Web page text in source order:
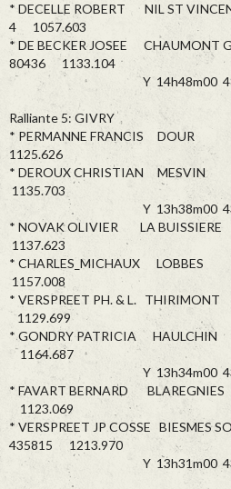
* DECELLE ROBERT NIL ST
4 1057.603
* DE BECKER JOSEE
80436 1133.104
Y 14h48m00
Ralliante 5:
* PERMANNE FRANCIS
1125.626
* DEROUX CHRISTIAN
1135.703
Y 13h38m00
* NOVAK OLIVIER LA
1137.623
* CHARLES_MICHAUX
1157.008
* VERSPREET PH. & L.
1129.699
* GONDRY PATRICIA
1164.687
Y 13h34m00
* FAVART BERNARD
1123.069
* VERSPREET JP COSSE
435815 1213.970
Y 13h31m00